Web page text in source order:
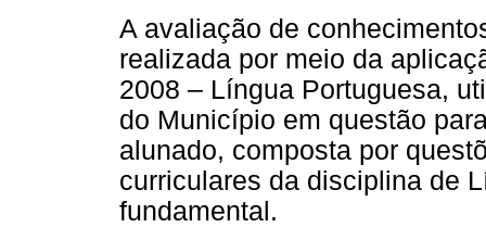
A avaliação de
realizada por meio da
2008 – Língua Portuguesa,
do Município em questão
alunado, composta por
curriculares da disciplina de
fundamental.